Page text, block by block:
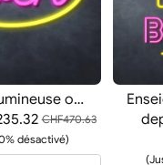
Enseigne lumineuse ouverte
CHF470.63
désactivé)